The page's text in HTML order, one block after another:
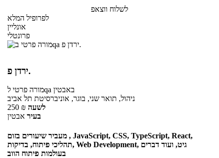
לשלוח ווצאפ
לפרופיל המלא
אונליין
פרונטלי
ירדן פ.
מורה פרטילqa באבטין
ניהול, תואר שני, בוגר, אוניברסיטת תל אביב
250 ₪ לשעה
בעיר אבטין
מעביר שיעורים בזום , JavaScript, CSS, TypeScript, React,
תהליכי פיתוח, בדיקות, Web Development, גיט, ועוד דברים
בעולמות פיתוח הווב